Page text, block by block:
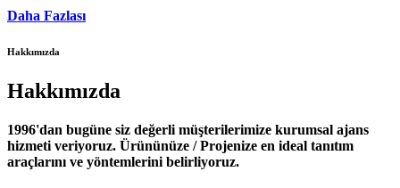
Daha Fazlası
Hakkımızda
Hakkımızda
1996'dan bugüne siz değerli müşterilerimize kurumsal ajans
hizmeti veriyoruz. Ürününüze / Projenize en ideal tanıtım
araçlarını ve yöntemlerini belirliyoruz.